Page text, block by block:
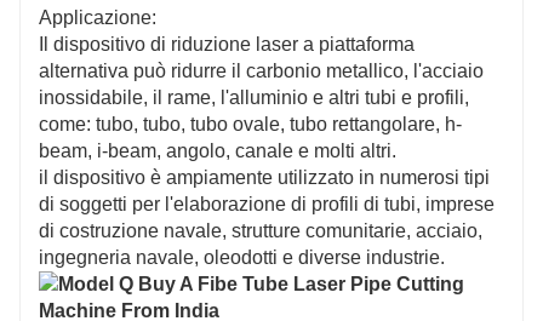
Applicazione:
Il dispositivo di riduzione laser a piattaforma
alternativa può ridurre il carbonio metallico, l'acciaio
inossidabile, il rame, l'alluminio e altri tubi e profili,
come: tubo, tubo, tubo ovale, tubo rettangolare, h-
beam, i-beam, angolo, canale e molti altri.
il dispositivo è ampiamente utilizzato in numerosi tipi
di soggetti per l'elaborazione di profili di tubi, imprese
di costruzione navale, strutture comunitarie, acciaio,
ingegneria navale, oleodotti e diverse industrie.